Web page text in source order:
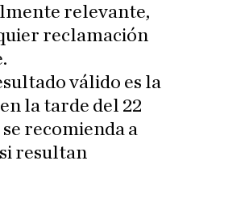
relevante,
reclamación
válido es la
la tarde del 22
recomienda a
resultan